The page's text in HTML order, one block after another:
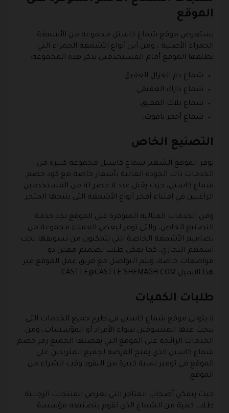
الموقع
يستعرض موقع شماغ كاستل مجموعة من الأشمغة
الحمراء الأصلية ، ومن أبرز أنواع الأشمغة الحمراء التي
يطلقها الموقع أمام المستخدمين نذكر هذه المجموعة:
شماغ دم الغزال العقيق.
شماغ دارك العقيقي.
شماغ بلاك العقيق.
شماغ أحمر ياقوت.
التصنيع الخاص
يوفر الموقع الشهير شماغ كاستل مجموعة كبيرة من
الخدمات ذات الجودة العالية بأسعار خاصة مع كود خصم
شماغ كاستل، حيث يقبل عدد لا حصر له من المستخدمين
الراغبين في اقتناء أفخر أنواع الأشمغة التي ينتجها المتجر.
ومن الخدمات المثالية المتوفرة على الموقع نجد خدمة
التصنيع الخاص، والتي توفر لبعض العملاء مجموعة من
تصاميم الأشمغة الخاصة التي يتمكنون من تسويقها تحت
اسمهم التجاري، كما يمكن طلب تصميم معين ذو
مواصفات خاصة، ويتم التواصل مع فريق عمل الموقع عبر
هذا الايميل CASTLE@CASTLE-SHEMAGH.COM
.
طلبات الكميات
لا يتوانى موقع شماغ كاستل في طرح جميع الخدمات التي
يبحث عنها المتسوقين سواء الأفراد أو المؤسسات، ومن
الخدمات الرائجة على الموقع التي يفضلها الجميع رمز خصم
شماغ كاستل الذي يمنح الفرصة لجميع المترددين على
الموقع في توفير نسبة كبيرة من النقود وقت الشراء من
الموقع.
حيث يتمكن أصحاب المتاجر التي تعرض المنتجات الرجالية
طلب كمية من الشماغ الذي تقوم بتصنيعه مؤسسة